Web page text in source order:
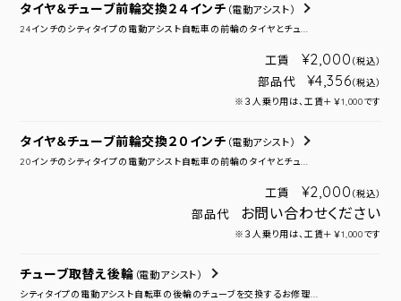
タイヤ＆チューブ前輪交換２４インチ （電動アシスト）
24インチのシティタイプの電動アシスト自転車の前輪のタイヤとチュ...
工賃 ¥2,000 （税込）
部品代 ¥4,356（税込）
※３人乗り用は、工賃＋￥1,000です
タイヤ＆チューブ前輪交換２０インチ （電動アシスト）
20インチのシティタイプの電動アシスト自転車の前輪のタイヤとチュ...
工賃 ¥2,000 （税込）
部品代 お問い合わせください
※３人乗り用は、工賃＋￥1,000です
チューブ取替え後輪 （電動アシスト）
シティタイプの電動アシスト自転車の後輪のチューブを交換するお修理...